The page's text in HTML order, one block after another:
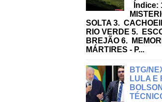
Índice:
SOLTA 3.
RIO VERDE 5.
BREJÃO 6.
MÁRTIRES - P...
BTG/
LULA E